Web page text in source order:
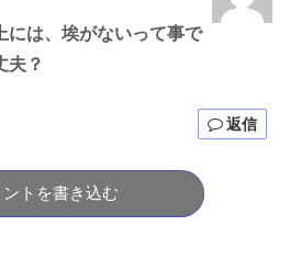
には、埃がないって事で
夫？
返信
ントを書き込む